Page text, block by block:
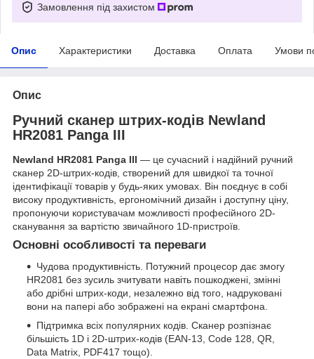
Замовлення під захистом
Опис Характеристики Доставка Оплата Умови
Опис
Ручний сканер штрих-кодів Newland
HR2081 Panga III
Newland HR2081 Panga III — це сучасний і надійний ручний
сканер 2D-штрих-кодів, створений для швидкої та точної
ідентифікації товарів у будь-яких умовах. Він поєднує в собі
високу продуктивність, ергономічний дизайн і доступну ціну,
пропонуючи користувачам можливості професійного 2D-
сканування за вартістю звичайного 1D-пристроїв.
Основні особливості та переваги
Чудова продуктивність. Потужний процесор дає змогу
HR2081 без зусиль зчитувати навіть пошкоджені, змінні
або дрібні штрих-коди, незалежно від того, надруковані
вони на папері або зображені на екрані смартфона.
Підтримка всіх популярних кодів. Сканер розпізнає
більшість 1D і 2D-штрих-кодів (EAN-13, Code 128, QR,
Data Matrix, PDF417 тощо).